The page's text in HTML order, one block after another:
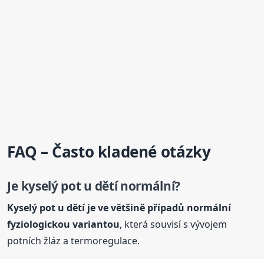
FAQ – Často kladené otázky
Je kyselýpot u dětí normální?
Kyselý pot u dětí je ve většině případů normální
fyziologickou variantou, která souvisí s vývojem
potních žláz a termoregulace.